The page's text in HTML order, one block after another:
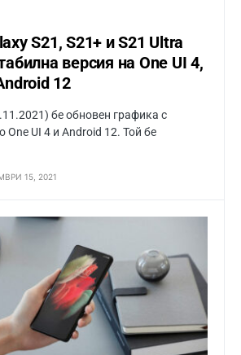
S21, S21+ и S21 Ultra
версия на One UI 4,
12
бе обновен графика с
One UI 4 и Android 12. Той бе
15, 2021